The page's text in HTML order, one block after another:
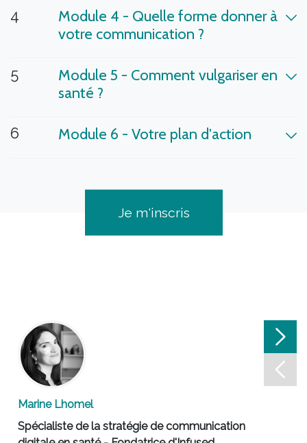
4
Module 4 - Quelle forme donner à
votre communication ?
5
Module 5 - Comment vulgariser en
santé ?
6 Module 6 - Votre plan d'action
Je m'inscris
Marine Lhomel
Spécialiste de la stratégie de communication